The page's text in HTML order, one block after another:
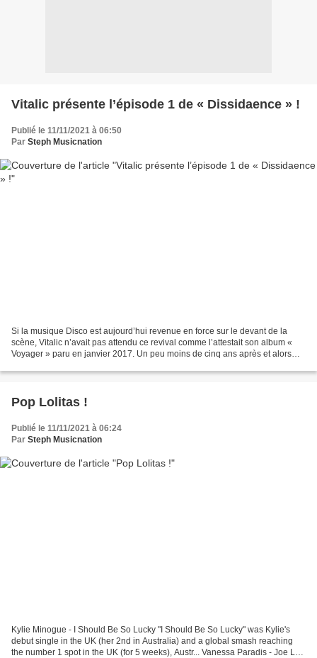
Vitalic présente l’épisode 1 de « Dissidaence » !
Publié le 11/11/2021 à 06:50
Par Steph Musicnation
Si la musique Disco est aujourd’hui revenue en force sur le devant de la
scène, Vitalic n’avait pas attendu ce revival comme l’attestait son album «
Voyager » paru en janvier 2017. Un peu moins de cinq ans après et alors
Pop Lolitas !
Publié le 11/11/2021 à 06:24
Par Steph Musicnation
Kylie Minogue - I Should Be So Lucky "I Should Be So Lucky" was Kylie's
debut single in the UK (her 2nd in Australia) and a global smash reaching
the number 1 spot in the UK (for 5 weeks), Austr... Vanessa Paradis - Joe Le